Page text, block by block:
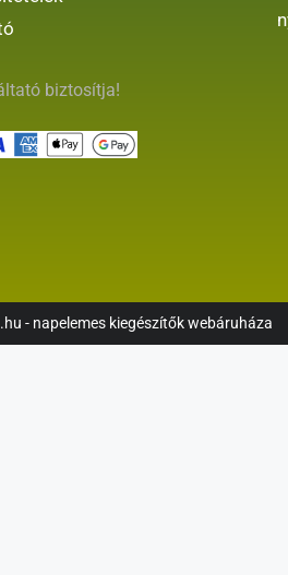
biztosítja!
- napelemes kiegészítők webáruháza